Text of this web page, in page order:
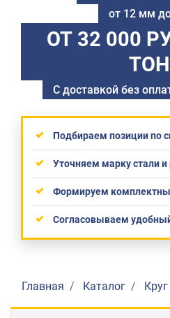
от 12 мм
ОТ 32 000
С доставкой без
Подбираем позиции по
Уточняем марку стали
Формируем
Согласовываем
Главная Каталог Круг